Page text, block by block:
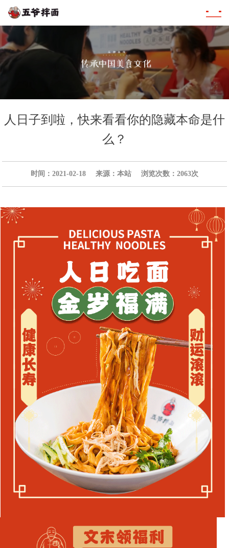
人日子到啦，快来看看你的隐藏本命是什
么？
时间：2021-02-18 来源：本站 浏览次数：2063次